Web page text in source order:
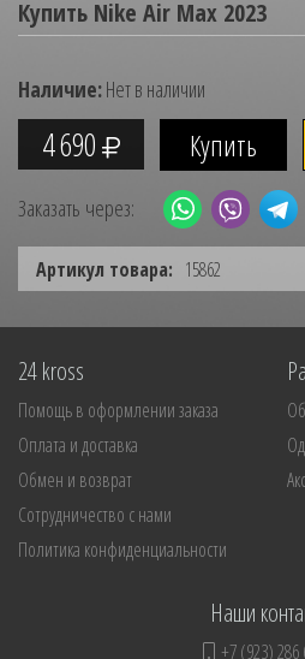
Купить Nike Air Max 2023
Наличие:Нет в наличии
4 690
Заказать через:
Артикул товара: 15862
24 kross
Помощь в оформлении заказа
Оплата и доставка
Обмен и возврат
Сотрудничество с нами
Политика конфиденциальности
Наши
+7 (923) 286